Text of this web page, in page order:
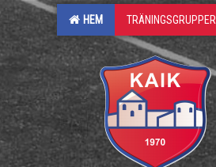
HEM TRÄNINGSGRUPPER